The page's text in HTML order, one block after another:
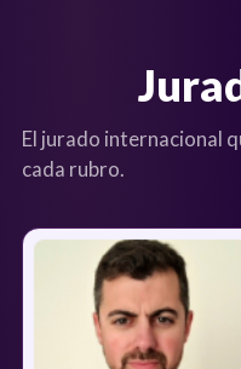
El jurado internacional
cada rubro.